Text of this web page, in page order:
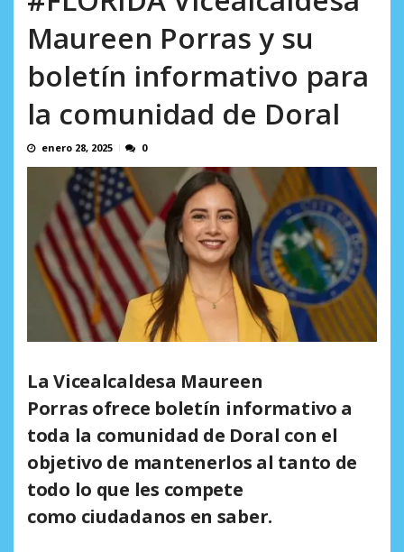
Maureen Porras y su
boletín informativo para
la comunidad de Doral
enero 28, 2025 0
La Vicealcaldesa Maureen
Porras ofrece boletín informativo a
toda la comunidad de Doral con el
objetivo de mantenerlos al tanto de
todo lo que les compete
como ciudadanos en saber.